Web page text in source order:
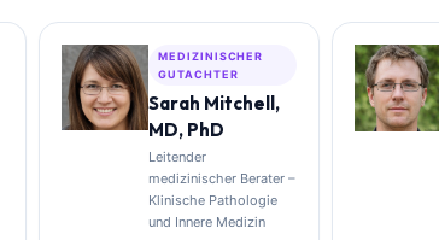
MEDIZINISCHER
GUTACHTER
Sarah Mitchell,
MD, PhD
Leitender
medizinischer Berater –
Klinische Pathologie
und Innere Medizin